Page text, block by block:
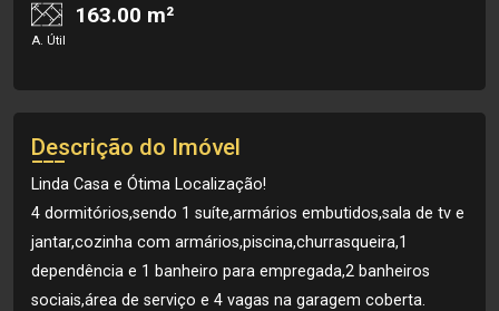
163.00 m²
A. Útil
Descrição do Imóvel
Linda Casa e Ótima Localização!
4 dormitórios,sendo 1 suíte,armários embutidos,sala de tv e
jantar,cozinha com armários,piscina,churrasqueira,1
dependência e 1 banheiro para empregada,2 banheiros
sociais,área de serviço e 4 vagas na garagem coberta.